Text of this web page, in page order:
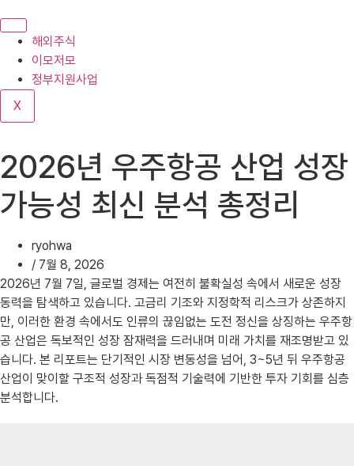
로
기
해외주식
이모저모
정부지원사업
X
2026년 우주항공 산업 성장
가능성 최신 분석 총정리
ryohwa
/ 7월 8, 2026
2026년 7월 7일, 글로벌 경제는 여전히 불확실성 속에서 새로운 성장
동력을 탐색하고 있습니다. 고금리 기조와 지정학적 리스크가 상존하지
만, 이러한 환경 속에서도 인류의 끊임없는 도전 정신을 상징하는 우주항
공 산업은 독보적인 성장 잠재력을 드러내며 미래 가치를 재조명받고 있
습니다. 본 리포트는 단기적인 시장 변동성을 넘어, 3~5년 뒤 우주항공
산업이 맞이할 구조적 성장과 독점적 기술력에 기반한 투자 기회를 심층
분석합니다.